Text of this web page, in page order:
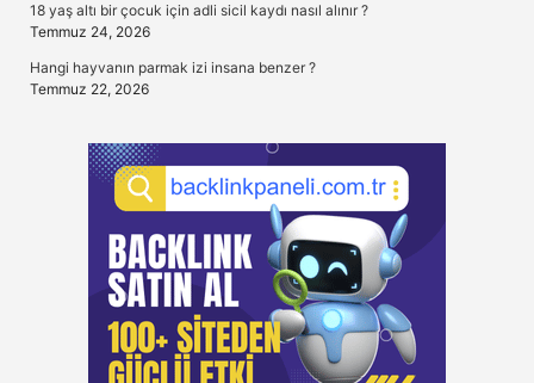
18 yaş altı bir çocuk için adli sicil kaydı nasıl alınır ?
Temmuz 24, 2026
Hangi hayvanın parmak izi insana benzer ?
Temmuz 22, 2026